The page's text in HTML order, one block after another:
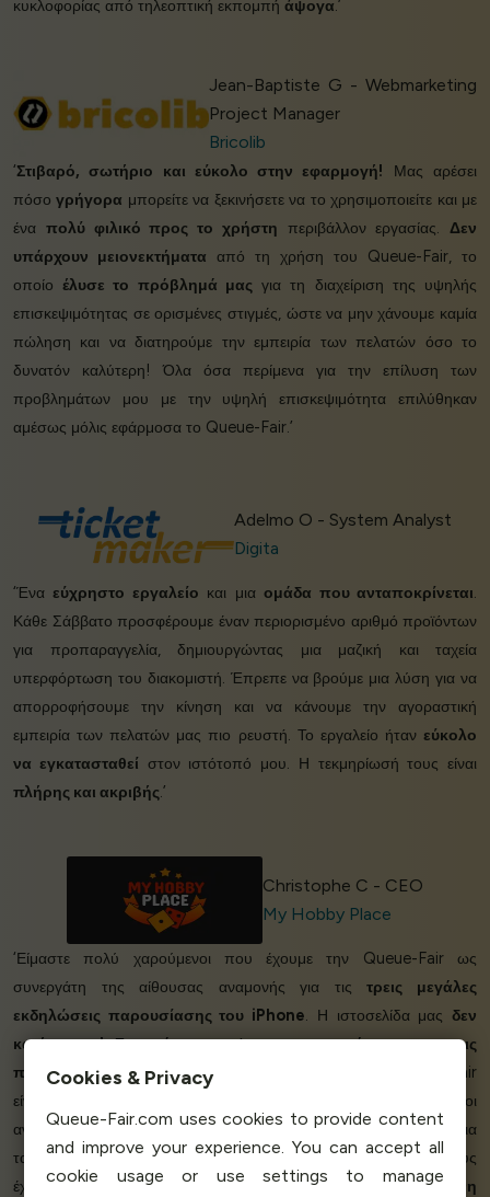
κυκλοφορίας από τηλεοπτική εκπομπή άψογα.’
Jean-Baptiste G - Webmarketing
Project Manager
Bricolib
‘Στιβαρό, σωτήριο και εύκολο στην εφαρμογή! Μας αρέσει
πόσογρήγορα μπορείτε να ξεκινήσετε να το χρησιμοποιείτε και με
ένα πολύ φιλικό προς το χρήστη περιβάλλον εργασίας. Δεν
υπάρχουν μειονεκτήματα από τη χρήση του Queue-Fair, το
οποίοέλυσε το πρόβλημά μας για τη διαχείριση της υψηλής
επισκεψιμότητας σε ορισμένες στιγμές, ώστε να μην χάνουμε καμία
πώληση και να διατηρούμε την εμπειρία των πελατών όσο το
δυνατόν καλύτερη! Όλα όσα περίμενα για την επίλυση των
προβλημάτων μου με την υψηλή επισκεψιμότητα επιλύθηκαν
αμέσως μόλις εφάρμοσα το Queue-Fair.’
Adelmo O - System Analyst
Digita
‘Έναεύχρηστο εργαλείο και μιαομάδα που ανταποκρίνεται
Κάθε Σάββατο προσφέρουμε έναν περιορισμένο αριθμό προϊόντων
για προπαραγγελία, δημιουργώντας μια μαζική και ταχεία
υπερφόρτωση του διακομιστή. Έπρεπε να βρούμε μια λύση για να
απορροφήσουμε την κίνηση και να κάνουμε την αγοραστική
εμπειρία των πελατών μας πιο ρευστή. Το εργαλείο ήταν εύκολο
να εγκατασταθεί στον ιστότοπό μου. Η τεκμηρίωσή τους είναι
πλήρης και ακριβής .’
Christophe C - CEO
My Hobby Place
‘Είμαστε πολύ χαρούμενοι που έχουμε την Queue-Fair ως
συνεργάτη της αίθουσας αναμονής για τιςτρεις μεγάλες
εκδηλώσεις παρουσίασης του iPhone . Η ιστοσελίδα μαςδεν
κατέρρευσε! Ξεπεράσαμεακόμη και τονστόχο μας για τις
πωλήσεις, χάρη στην Queue-Fair! Η πλατφόρμα της Queue-Fair
είναι φιλική προς το χρήστη -
- και οι
αναφορές δεδομένων μας έδωσανσημαντικές πληροφορίες
για
τα μελλοντικά μας έργα. Είμαστεπολύ χαρούμενοιπου τους
έχουμε ως συνεργάτη μας :) Η Queue-Fair θα είναι σίγουρα ημόνη